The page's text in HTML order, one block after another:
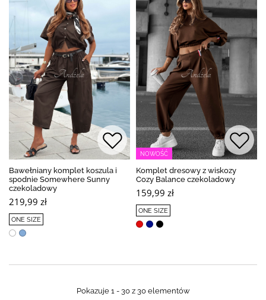
Bawełniany komplet koszula i
spodnie Somewhere Sunny
czekoladowy
219,99 zł
ONE SIZE
NOWOŚĆ
Komplet dresowy z wiskozy
Cozy Balance czekoladowy
159,99 zł
ONE SIZE
Pokazuje 1 - 30 z 30 elementów